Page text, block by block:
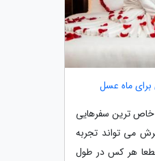
برای ماه عسل
ترین سفرهایی
می تواند تجربه
هر کس در طول